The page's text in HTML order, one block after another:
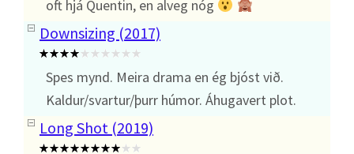
oft hjá Quentin, en alveg nóg
Downsizing (2017)
Spes mynd. Meira drama en ég bjóst við.
Kaldur/svartur/þurr húmor. Áhugavert plot.
Long Shot (2019)